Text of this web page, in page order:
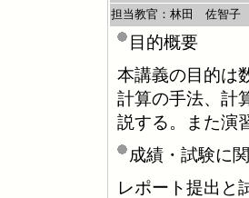
担当教官：林田 佐智子
目的概要
本講義の目的は
計算の手法、計
説する。また演
成績・試験に
レポート提出と